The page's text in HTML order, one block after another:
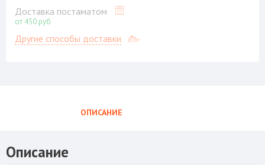
Доставка постаматом
от 450 руб
Другие способы доставки
ОПИСАНИЕ
Описание